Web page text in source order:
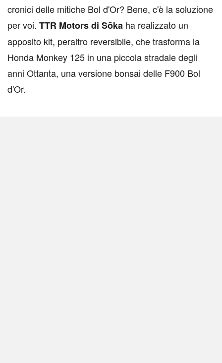
cronici delle mitiche Bol d'Or? Bene, c'è la soluzione
per voi. TTR Motors di Sōka ha realizzato un
apposito kit, peraltro reversibile, che trasforma la
Honda Monkey 125 in una piccola stradale degli
anni Ottanta, una versione bonsai delle F900 Bol
d'Or.